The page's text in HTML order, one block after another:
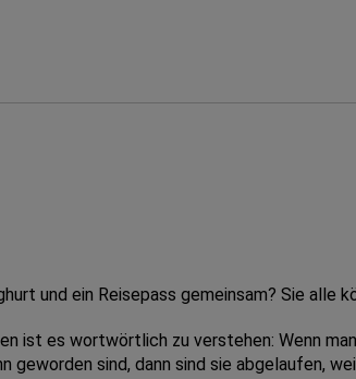
und ein Reisepass gemeinsam? Sie alle
ist es wortwörtlich zu verstehen: Wenn
geworden sind, dann sind sie abgelaufen,